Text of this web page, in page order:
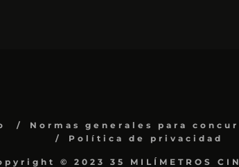
Normas generales para
Política de privacidad
© 2023 35 MILÍMETROS